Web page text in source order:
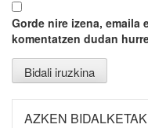
Gorde nire izena, emaila
komentatzen dudan
AZKEN BIDALKETAK